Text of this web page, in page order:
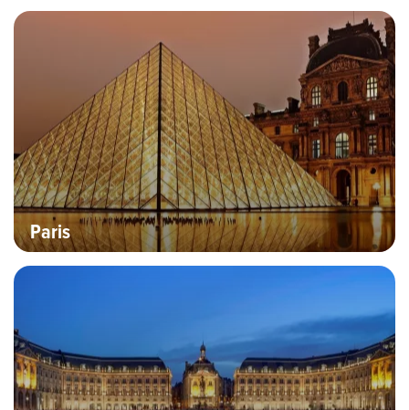
Paris
Bannière Hero image
Bannière Hero image